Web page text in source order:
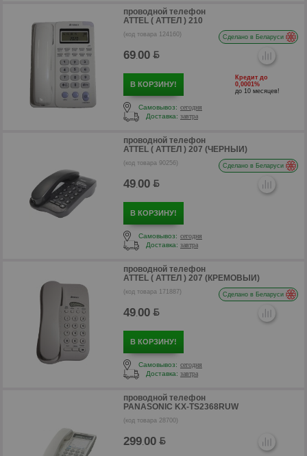
проводной телефон
ATTEL ( АТТЕЛ ) 210
(код товара 124160) Сделано в Беларуси
69.00
В КОРЗИНУ!
Кредит до
0,0001%
до 10 месяцев!
Самовывоз: сегодня
Доставка: завтра
проводной телефон
ATTEL ( АТТЕЛ ) 207 (ЧЕРНЫЙ)
(код товара 90256) Сделано в Беларуси
49.00
В КОРЗИНУ!
Самовывоз: сегодня
Доставка: завтра
проводной телефон
ATTEL ( АТТЕЛ ) 207 (КРЕМОВЫЙ)
(код товара 171887) Сделано в Беларуси
49.00
В КОРЗИНУ!
Самовывоз: сегодня
Доставка: завтра
проводной телефон
PANASONIC KX-TS2368RUW
(код товара 28700)
299.00